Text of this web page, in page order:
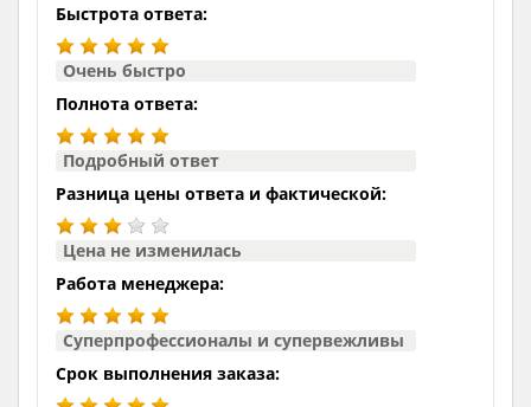
Быстрота ответа:
Очень быстро
Полнота ответа:
Подробный ответ
Разница цены ответа и фактической:
Цена не изменилась
Работа менеджера:
Суперпрофессионалы и супервежливы
Срок выполнения заказа: